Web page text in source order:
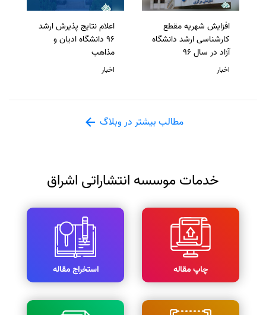
افزایش شهریه مقطع
کارشناسی ارشد دانشگاه
آزاد در سال 96
اخبار
اعلام نتایج پذیرش ارشد
96 دانشگاه ادیان و
مذاهب
اخبار
مطالب بیشتر در وبلاگ
خدمات موسسه انتشاراتی اشراق
چاپ مقاله استخراج مقاله